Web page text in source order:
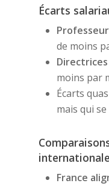
Écarts
de moins
moins par
Écarts
mais qui
France